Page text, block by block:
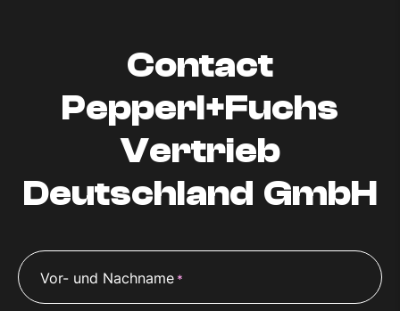
Contact
Pepperl+Fuchs
Vertrieb
Deutschland GmbH
Vor- und Nachname *